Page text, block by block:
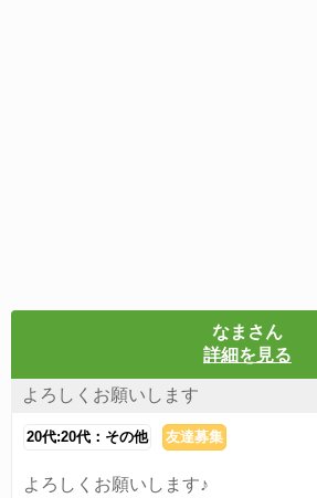
なまさん
詳細を見る
よろしくお願いします
20代:20代：その他 友達募集
よろしくお願いします♪